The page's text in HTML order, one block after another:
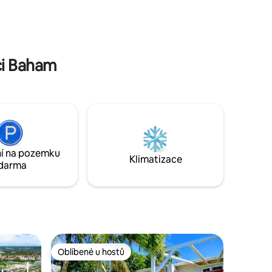
Baham
na pozemku
Klimatizace
Oblíbené u hostů
Oblíbené u hostů